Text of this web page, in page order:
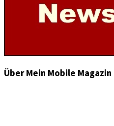
Über Mein Mobile Magazin